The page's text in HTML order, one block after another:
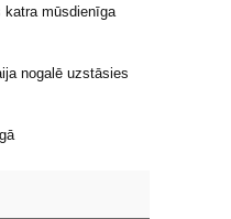
katra mūsdienīga
nogalē uzstāsies